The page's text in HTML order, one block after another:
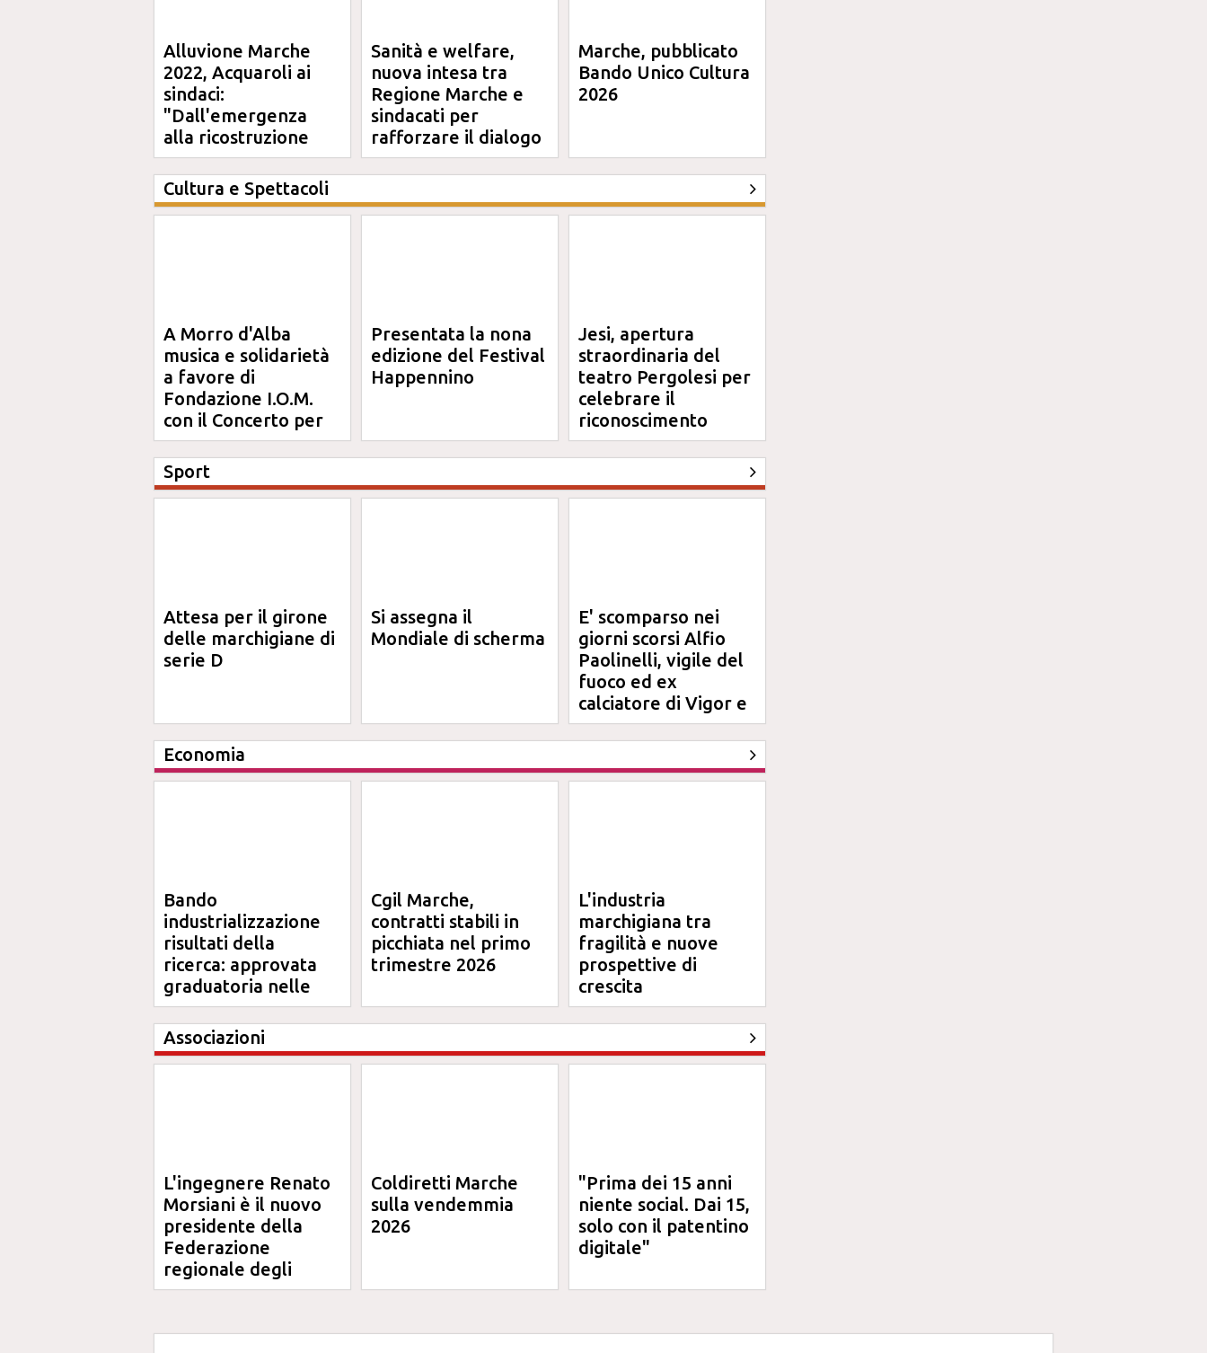
Alluvione Marche
2022, Acquaroli ai
sindaci:
"Dall'emergenza
alla ricostruzione
definitiva"
Sanità e welfare,
nuova intesa tra
Regione Marche e
sindacati per
rafforzare il dialogo
Marche, pubblicato
Bando Unico Cultura
2026
Cultura e Spettacoli
A Morro d'Alba
musica e solidarietà
a favore di
Fondazione I.O.M.
con il Concerto per
Anna
Presentata la nona
edizione del Festival
Happennino
Jesi, apertura
straordinaria del
teatro Pergolesi per
celebrare il
riconoscimento
Unesco
Sport
Attesa per il girone
delle marchigiane di
serie D
Si assegna il
Mondiale di scherma
E' scomparso nei
giorni scorsi Alfio
Paolinelli, vigile del
fuoco ed ex
calciatore di Vigor e
Jesina
Economia
Bando
industrializzazione
risultati della
ricerca: approvata
graduatoria nelle
Marche
Cgil Marche,
contratti stabili in
picchiata nel primo
trimestre 2026
L'industria
marchigiana tra
fragilità e nuove
prospettive di
crescita
Associazioni
L'ingegnere Renato
Morsiani è il nuovo
presidente della
Federazione
regionale degli
Ordini degli
Marche
Coldiretti Marche
sulla vendemmia
2026
"Prima dei 15 anni
niente social. Dai 15,
solo con il patentino
digitale"